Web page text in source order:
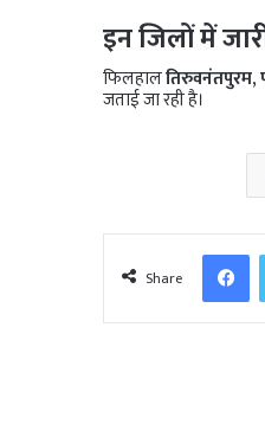
इन जिलों में
फिलहालतिरुवनंतपुरम,
जताई जा रही है।
Share